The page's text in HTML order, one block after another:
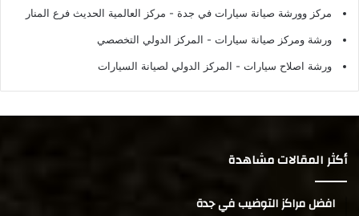
مركز وورشة صيانة سيارات في جدة - مركز العالمية الحديث فرع المنار
ورشة ومركز صيانة سيارات - المركز الدولي التخصصي
ورشة اصلاح سيارات - المركز الدولي لصيانة السيارات
أكثر المقالات مشاهدة
افضل مراكز التوضيب في جدة